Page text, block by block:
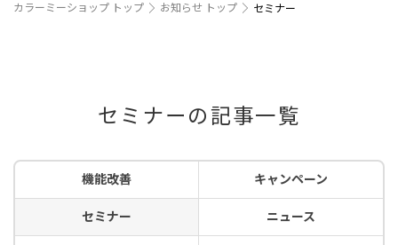
カラーミーショップ トップ お知らせ トップ セミナー
セミナーの記事一覧
機能改善 キャンペーン
セミナー ニュース